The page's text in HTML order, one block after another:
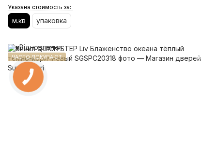
Указана стоимость за:
м.кв упаковка
ЧАСТО ПОКУПАЮТ